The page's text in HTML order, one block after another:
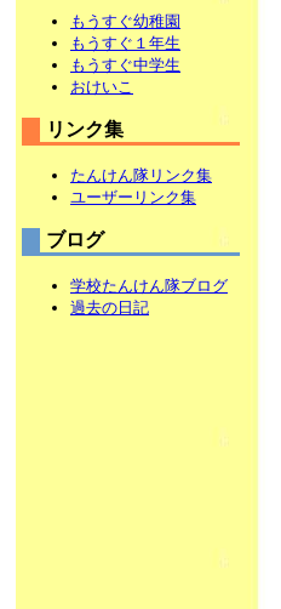
もうすぐ幼稚園
もうすぐ１年生
もうすぐ中学生
おけいこ
リンク集
たんけん隊リンク集
ユーザーリンク集
ブログ
学校たんけん隊ブログ
過去の日記